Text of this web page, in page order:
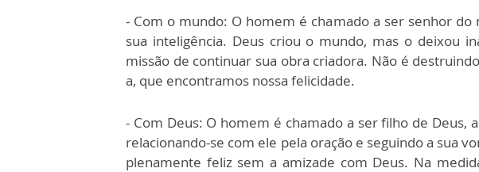
- Com o mundo: O homem é chamado a ser senhor
sua inteligência. Deus criou o mundo, mas o deixou
missão de continuar sua obra criadora. Não é
a, que encontramos nossa felicidade.
- Com Deus: O homem é chamado a ser filho de Deus,
relacionando-se com ele pela oração e seguindo a sua
plenamente feliz sem a amizade com Deus. Na